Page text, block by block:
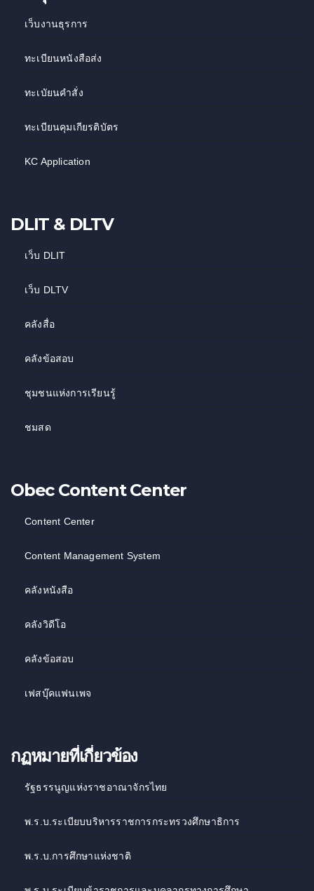
เว็บงานธุรการ
ทะเบียนหนังสือส่ง
ทะเบัยนคำสั่ง
ทะเบียนคุมเกียรติบัตร
KC Application
DLIT & DLTV
เว็บ DLIT
เว็บ DLTV
คลังสื่อ
คลังข้อสอบ
ชุมชนแห่งการเรียนรู้
ชมสด
Obec Content Center
Content Center
Content Management System
คลังหนังสือ
คลังวิดีโอ
คลังข้อสอบ
เฟสบุ๊คแฟนเพจ
กฏหมายที่เกี่ยวข้อง
รัฐธรรนูญแห่งราชอาณาจักรไทย
พ.ร.บ.ระเบียบบริหารราชการกระทรวงศึกษาธิการ
พ.ร.บ.การศึกษาแห่งชาติ